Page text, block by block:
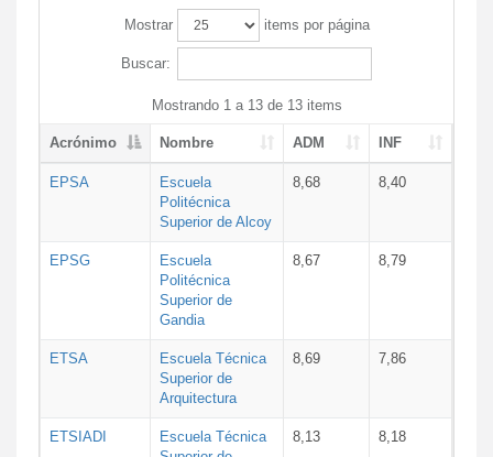
Mostrar items por página
Buscar:
Mostrando 1 a 13 de 13 items
Acrónimo Nombre ADM INF
EPSA
Escuela
Politécnica
Superior de Alcoy
8,68 8,40
EPSG
Escuela
Politécnica
Superior de
Gandia
8,67 8,79
ETSA
Escuela Técnica
Superior de
Arquitectura
8,69 7,86
ETSIADI
Escuela Técnica
8,13 8,18